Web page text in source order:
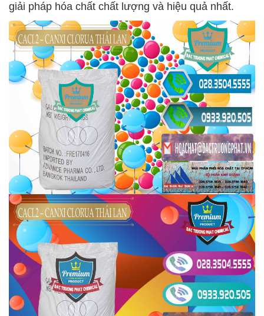
giải pháp hóa chất chất lượng và hiệu quả nhất.